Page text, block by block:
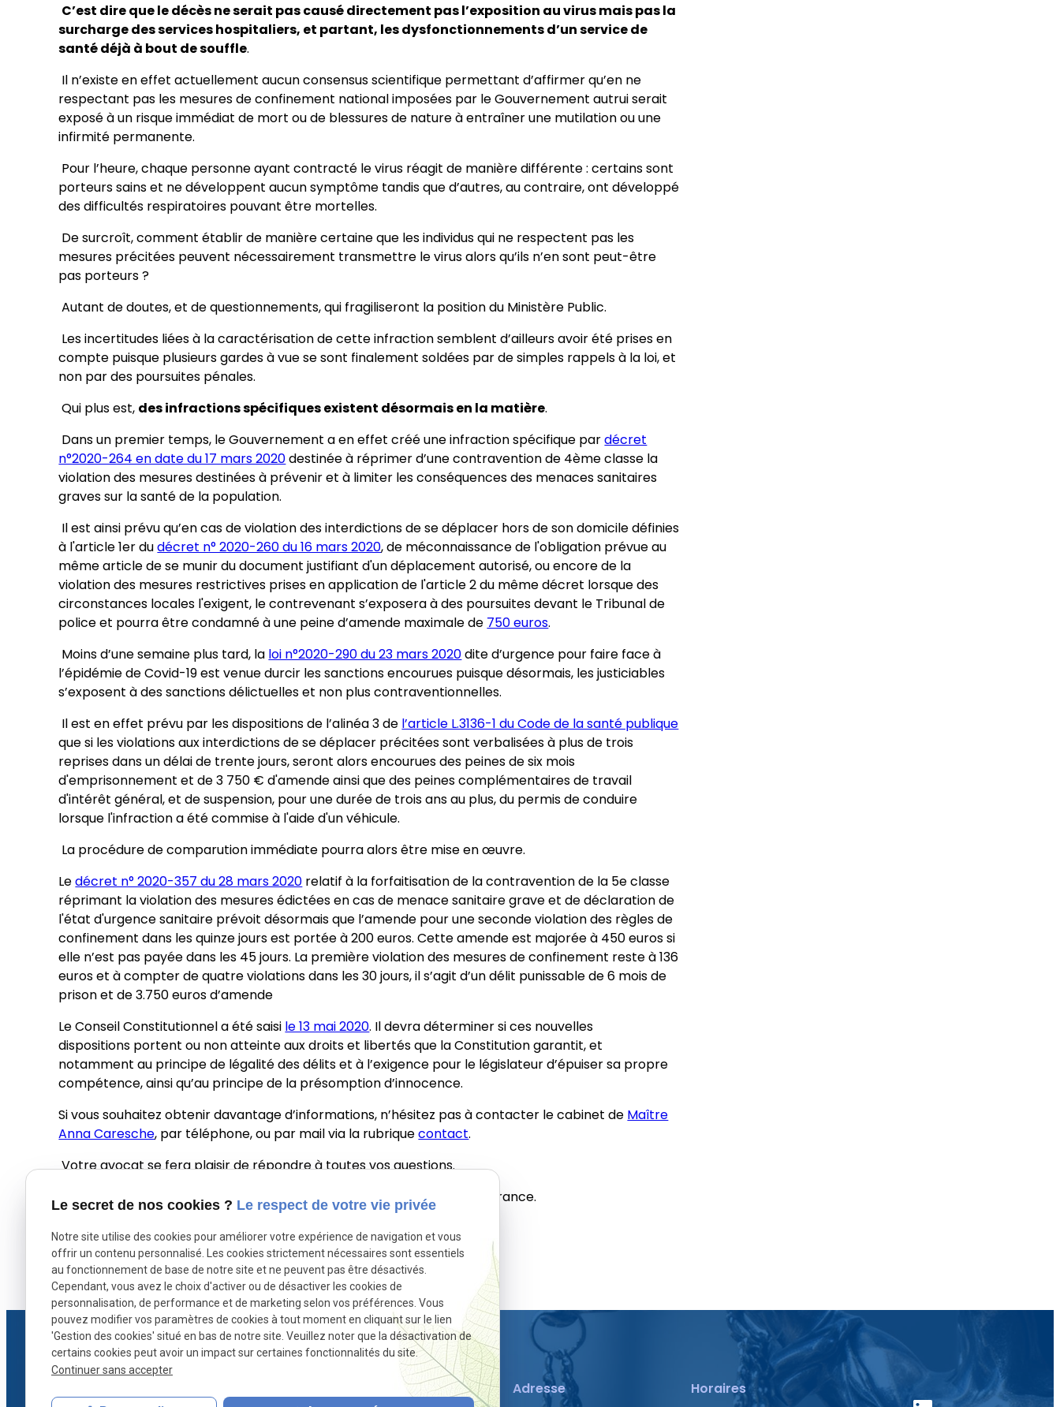
C’est dire que le décès ne serait pas causé directement pas l’exposition au virus mais pas la
surcharge des services hospitaliers, et partant, les dysfonctionnements d’un service de
santé déjà à bout de souffle.
Il n’existe en effet actuellement aucun consensus scientifique permettant d’affirmer qu’en ne
respectant pas les mesures de confinement national imposées par le Gouvernement autrui serait
exposé à un risque immédiat de mort ou de blessures de nature à entraîner une mutilation ou une
infirmité permanente.
Pour l’heure, chaque personne ayant contracté le virus réagit de manière différente : certains sont
porteurs sains et ne développent aucun symptôme tandis que d’autres, au contraire, ont développé
des difficultés respiratoires pouvant être mortelles.
De surcroît, comment établir de manière certaine que les individus qui ne respectent pas les
mesures précitées peuvent nécessairement transmettre le virus alors qu’ils n’en sont peut-être
pas porteurs ?
Autant de doutes, et de questionnements, qui fragiliseront la position du Ministère Public.
Les incertitudes liées à la caractérisation de cette infraction semblent d’ailleurs avoir été prises en
compte puisque plusieurs gardes à vue se sont finalement soldées par de simples rappels à la loi, et
non par des poursuites pénales.
Qui plus est, des infractions spécifiques existent désormais en la matière.
Dans un premier temps, le Gouvernement a en effet créé une infraction spécifique pardécret
n°2020-264 en date du 17 mars 2020destinée à réprimer d’une contravention de 4ème classe la
violation des mesures destinées à prévenir et à limiter les conséquences des menaces sanitaires
graves sur la santé de la population.
Il est ainsi prévu qu’en cas de violation des interdictions de se déplacer hors de son domicile définies
à l'article 1er dudécret n° 2020-260 du 16 mars 2020, de méconnaissance de l'obligation prévue au
même article de se munir du document justifiant d'un déplacement autorisé, ou encore de la
violation des mesures restrictives prises en application de l'article 2 du même décret lorsque des
circonstances locales l'exigent, le contrevenant s’exposera à des poursuites devant le Tribunal de
police et pourra être condamné à une peine d’amende maximale de 750 euros.
Moins d’une semaine plus tard, la loi n°2020-290 du 23 mars 2020dite d’urgence pour faire face à
l’épidémie de Covid-19 est venue durcir les sanctions encourues puisque désormais, les justiciables
s’exposent à des sanctions délictuelles et non plus contraventionnelles.
Il est en effet prévu par les dispositions de l’alinéa 3 de l’article L.3136-1 du Code de la santé publique
que si les violations aux interdictions de se déplacer précitées sont verbalisées à plus de trois
reprises dans un délai de trente jours, seront alors encourues des peines de six mois
d'emprisonnement et de 3 750 € d'amende ainsi que des peines complémentaires de travail
d'intérêt général, et de suspension, pour une durée de trois ans au plus, du permis de conduire
lorsque l'infraction a été commise à l'aide d'un véhicule.
La procédure de comparution immédiate pourra alors être mise en œuvre.
Ledécret n° 2020-357 du 28 mars 2020 relatif à la forfaitisation de la contravention de la 5e classe
réprimant la violation des mesures édictées en cas de menace sanitaire grave et de déclaration de
l'état d'urgence sanitaire prévoit désormais que l’amende pour une seconde violation des règles de
confinement dans les quinze jours est portée à 200 euros. Cette amende est majorée à 450 euros si
elle n’est pas payée dans les 45 jours. La première violation des mesures de confinement reste à 136
euros et à compter de quatre violations dans les 30 jours, il s’agit d’un délit punissable de 6 mois de
prison et de 3.750 euros d’amende
Le Conseil Constitutionnel a été saisi le 13 mai 2020. Il devra déterminer si ces nouvelles
dispositions portent ou non atteinte aux droits et libertés que la Constitution garantit, et
notamment au principe de légalité des délits et à l’exigence pour le législateur d’épuiser sa propre
compétence, ainsi qu’au principe de la présomption d’innocence.
Si vous souhaitez obtenir davantage d’informations, n’hésitez pas à contacter le cabinet de Maître
Anna Caresche, par téléphone, ou par mail via la rubriquecontact.
Votre avocat se fera plaisir de répondre à toutes vos questions.
Maître Anna Caresche intervient à vos côtés à Paris, et dans toute la France.
X (formerly Twitter) est désactivé. Autoriser Facebook est désactivé. Autoriser
Téléphone Adresse Horaires
Le secret de nos cookies ? Le respect de votre vie privée
Notre site utilise des cookies pour améliorer votre expérience de navigation et vous
offrir un contenu personnalisé. Les cookies strictement nécessaires sont essentiels
au fonctionnement de base de notre site et ne peuvent pas être désactivés.
Cependant, vous avez le choix d'activer ou de désactiver les cookies de
personnalisation, de performance et de marketing selon vos préférences. Vous
pouvez modifier vos paramètres de cookies à tout moment en cliquant sur le lien
'Gestion des cookies' situé en bas de notre site. Veuillez noter que la désactivation de
certains cookies peut avoir un impact sur certaines fonctionnalités du site.
Continuer sans accepter